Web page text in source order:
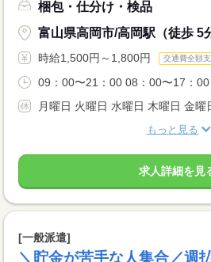
梱包・仕分け・検品
富山県高岡市/高岡駅（徒歩 5
時給1,500円～1,800円 交通費全額
09：00〜21：00 08：00〜17：00
月曜日 火曜日 水曜日 木曜日 金曜
もっと見る
求人詳細を見
[一般派遣]
＼貯金が苦手な人集合／週